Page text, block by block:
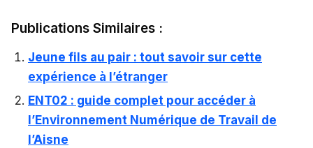
Publications Similaires :
Jeune fils au pair : tout savoir sur cette
expérience à l’étranger
ENT02 : guide complet pour accéder à
l’Environnement Numérique de Travail de
l’Aisne